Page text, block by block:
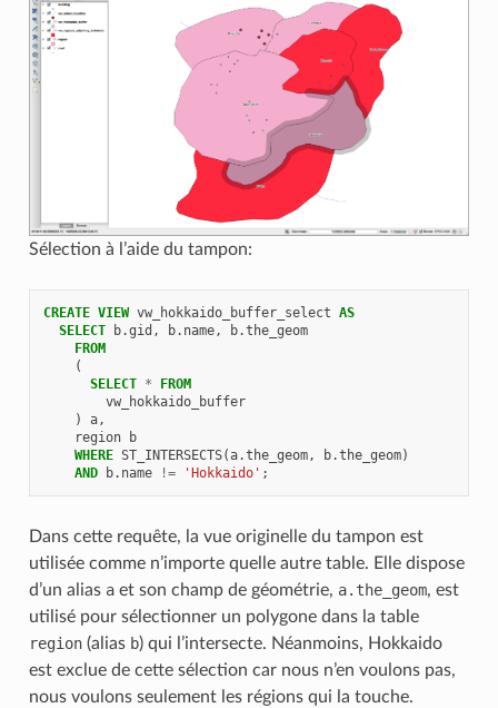
Sélection à l’aide du tampon:
CREATE VIEW vw_hokkaido_buffer_select AS
SELECT
b.gid , b. name, b.the_geom
FROM
(
SELECT *
FROM
vw_hokkaido_buffer
)
a,
region
b
WHERE ST_INTERSECTS(a.the_geom, b.the_geom)
AND
b. name != 'Hokkaido' ;
Dans cette requête, la vue originelle du tampon est
utilisée comme n’importe quelle autre table. Elle dispose
d’un alias aet son champ de géométrie, a.the_geom, est
utilisé pour sélectionner un polygone dans la table
region(alias b) qui l’intersecte. Néanmoins, Hokkaido
est exclue de cette sélection car nous n’en voulons pas,
nous voulons seulement les régions qui la touche.